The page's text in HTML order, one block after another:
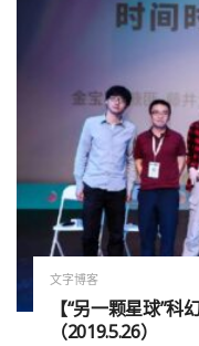
文字博客
【“另一颗星球”
（2019.5.26）